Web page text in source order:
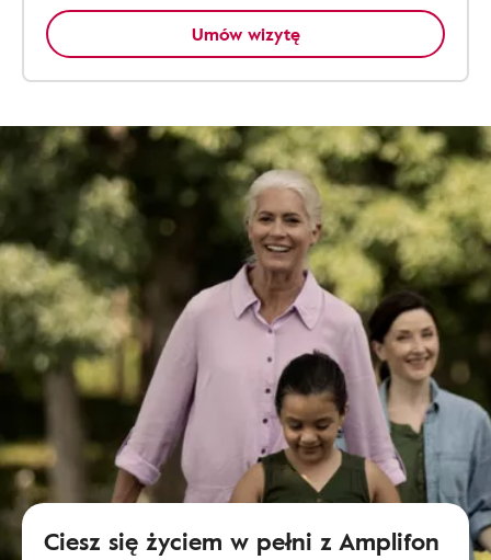
Umów wizytę
Ciesz się życiem w pełni z Amplifon